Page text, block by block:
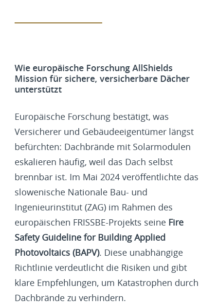
Wie europäische Forschung AllShields
Mission für sichere, versicherbare Dächer
unterstützt
Europäische Forschung bestätigt, was
Versicherer und Gebäudeeigentümer längst
befürchten: Dachbrände mit Solarmodulen
eskalieren häufig, weil das Dach selbst
brennbar ist. Im Mai 2024 veröffentlichte das
slowenische Nationale Bau- und
Ingenieurinstitut (ZAG) im Rahmen des
europäischen FRISSBE-Projekts seine Fire
Safety Guideline for Building Applied
Photovoltaics (BAPV). Diese unabhängige
Richtlinie verdeutlicht die Risiken und gibt
klare Empfehlungen, um Katastrophen durch
Dachbrände zu verhindern.